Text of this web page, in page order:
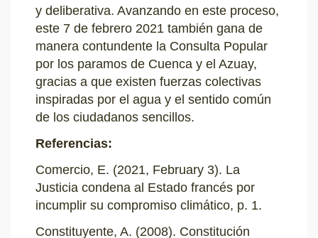
y deliberativa. Avanzando en este proceso,
este 7 de febrero 2021 también gana de
manera contundente la Consulta Popular
por los paramos de Cuenca y el Azuay,
gracias a que existen fuerzas colectivas
inspiradas por el agua y el sentido común
de los ciudadanos sencillos.
Referencias:
Comercio, E. (2021, February 3). La
Justicia condena al Estado francés por
incumplir su compromiso climático, p. 1.
Constituyente, A. (2008). Constitución